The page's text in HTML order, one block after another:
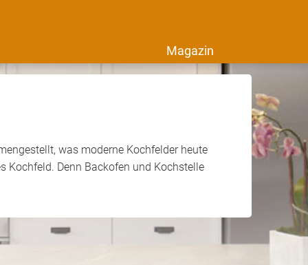
Magazin
was moderne Kochfelder heute
Kochfeld. Denn Backofen und Kochstelle